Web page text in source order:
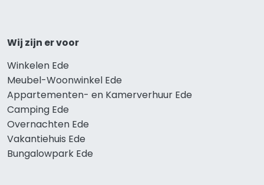
Wij zijn er voor
Winkelen Ede
Meubel-Woonwinkel Ede
Appartementen- en Kamerverhuur Ede
Camping Ede
Overnachten Ede
Vakantiehuis Ede
Bungalowpark Ede